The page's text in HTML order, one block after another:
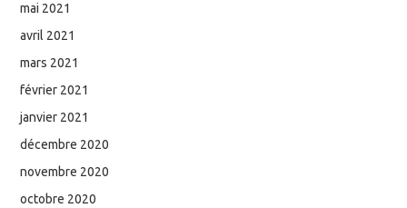
mai 2021
avril 2021
mars 2021
février 2021
janvier 2021
décembre 2020
novembre 2020
octobre 2020